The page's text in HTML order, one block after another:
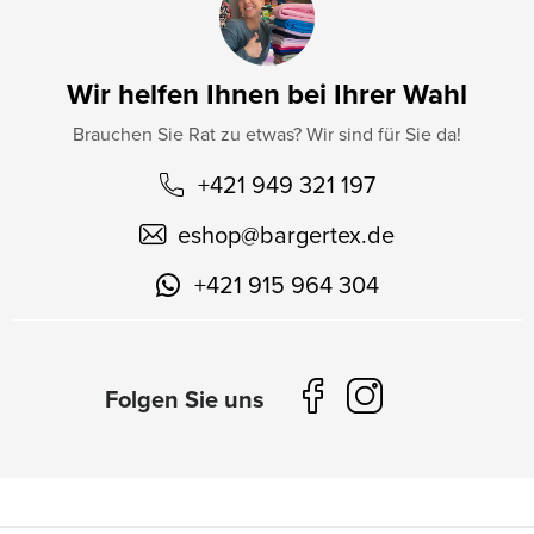
Wir helfen Ihnen bei Ihrer Wahl
Brauchen Sie Rat zu etwas? Wir sind für Sie da!
+421 949 321 197
eshop@bargertex.de
+421 915 964 304